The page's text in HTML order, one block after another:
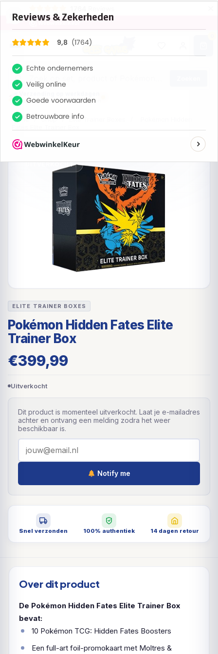
9,8
Bestel nu, maandag verzonden
Home / Shop / Elite Trainer Boxes
UITVERKOCHT
ELITE TRAINER BOXES
Pokémon Hidden Fates Elite
Trainer Box
€399,99
Uitverkocht
Dit product is momenteel uitverkocht. Laat je e-mailadres
achter en ontvang een melding zodra het weer
beschikbaar is.
Notify me
Snel verzonden 100% authentiek 14 dagen retour
Over dit product
De Pokémon Hidden Fates Elite Trainer Box
bevat:
10 Pokémon TCG: Hidden Fates Boosters
Een full-art foil-promokaart met Moltres &